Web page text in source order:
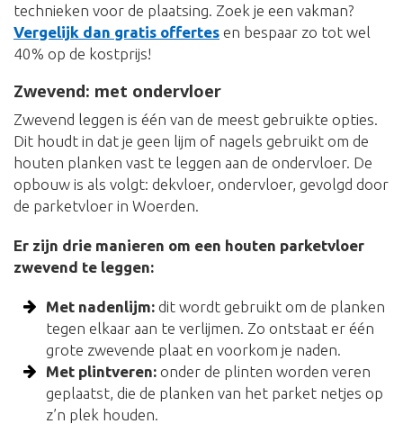
technieken voor de plaatsing. Zoek je een vakman?
Vergelijk dan gratis offertes en bespaar zo tot wel
40% op de kostprijs!
Zwevend: met ondervloer
Zwevend leggen is één van de meest gebruikte opties.
Dit houdt in dat je geen lijm of nagels gebruikt om de
houten planken vast te leggen aan de ondervloer. De
opbouw is als volgt: dekvloer, ondervloer, gevolgd door
de parketvloer in Woerden.
Er zijn drie manieren om een houten parketvloer
zwevend te leggen:
Met nadenlijm: dit wordt gebruikt om de planken
tegen elkaar aan te verlijmen. Zo ontstaat er één
grote zwevende plaat en voorkom je naden.
Met plintveren: onder de plinten worden veren
geplaatst, die de planken van het parket netjes op
z’n plek houden.